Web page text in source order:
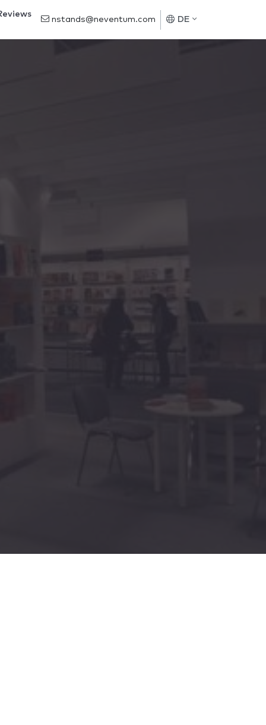
nstands@neventum.com DE